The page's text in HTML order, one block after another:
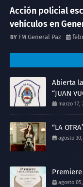
Acción policial
vehículos en
FM General Paz
Abierta
“JUAN
marzo 17,
“LA
agosto 30,
agosto